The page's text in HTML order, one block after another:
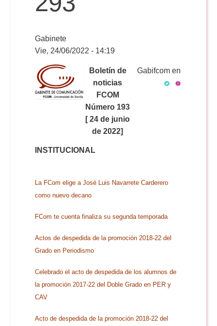
Horarios
Comunicación Audiovisual
Doble Grado PER/CAV
Exámenes Grado
Publicidad y RR.PP
Doble Grado PER/CAV
#miTFG
Gabinete
Vie, 24/06/2022 - 14:19
Boletín de
noticias
FCOM
Número 193
[ 24 de junio
de 2022]
Gabifcom en
INSTITUCIONAL
La FCom elige a José Luis Navarrete Carderero
como nuevo decano
FCom te cuenta finaliza su segunda temporada
Actos de despedida de la promoción 2018-22 del
Grado en Periodismo
Celebrado el acto de despedida de los alumnos de
la promoción 2017-22 del Doble Grado en PER y
CAV
Acto de despedida de la promoción 2018-22 del